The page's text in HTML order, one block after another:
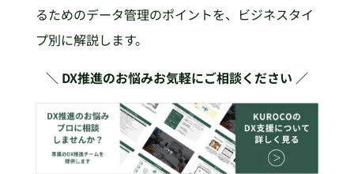
るためのデータ管理のポイントを、ビジネスタイ
プ別に解説します。
＼ DX推進のお悩みお気軽にご相談ください ／